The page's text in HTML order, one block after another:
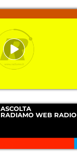
ASCOLTA
RADIAMO WEB RADIO